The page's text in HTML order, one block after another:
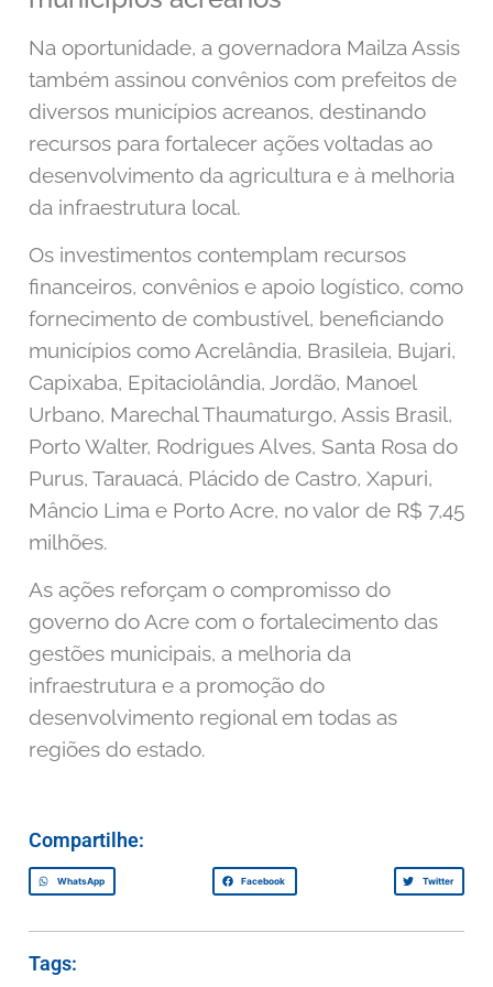
Na oportunidade, a governadora Mailza Assis
também assinou convênios com prefeitos de
diversos municípios acreanos, destinando
recursos para fortalecer ações voltadas ao
desenvolvimento da agricultura e à melhoria
da infraestrutura local.
Os investimentos contemplam recursos
financeiros, convênios e apoio logístico, como
fornecimento de combustível, beneficiando
municípios como Acrelândia, Brasileia, Bujari,
Capixaba, Epitaciolândia, Jordão, Manoel
Urbano, Marechal Thaumaturgo, Assis Brasil,
Porto Walter, Rodrigues Alves, Santa Rosa do
Purus, Tarauacá, Plácido de Castro, Xapuri,
Mâncio Lima e Porto Acre, no valor de R$ 7,45
milhões.
As ações reforçam o compromisso do
governo do Acre com o fortalecimento das
gestões municipais, a melhoria da
infraestrutura e a promoção do
desenvolvimento regional em todas as
regiões do estado.
Compartilhe:
WhatsApp Facebook Twitter
Tags: